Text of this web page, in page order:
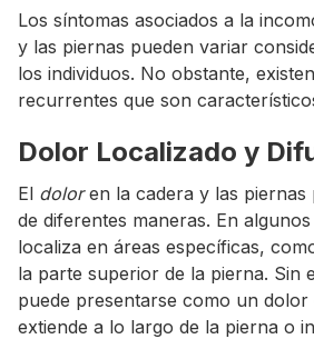
Los síntomas asociados a la
y las piernas pueden variar
los individuos. No obstante,
recurrentes que son
Dolor Localizado y
El doloren la cadera y las piernas
de diferentes maneras. En
localiza en áreas específicas,
la parte superior de la pierna. Sin
puede presentarse como un dolor
extiende a lo largo de la pierna o